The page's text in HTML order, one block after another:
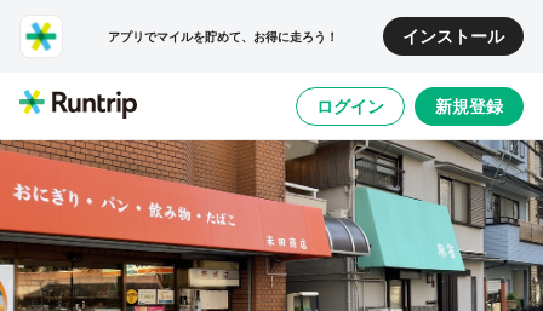
アプリでマイルを貯めて、お得に走ろう！ インストール
ログイン 新規登録